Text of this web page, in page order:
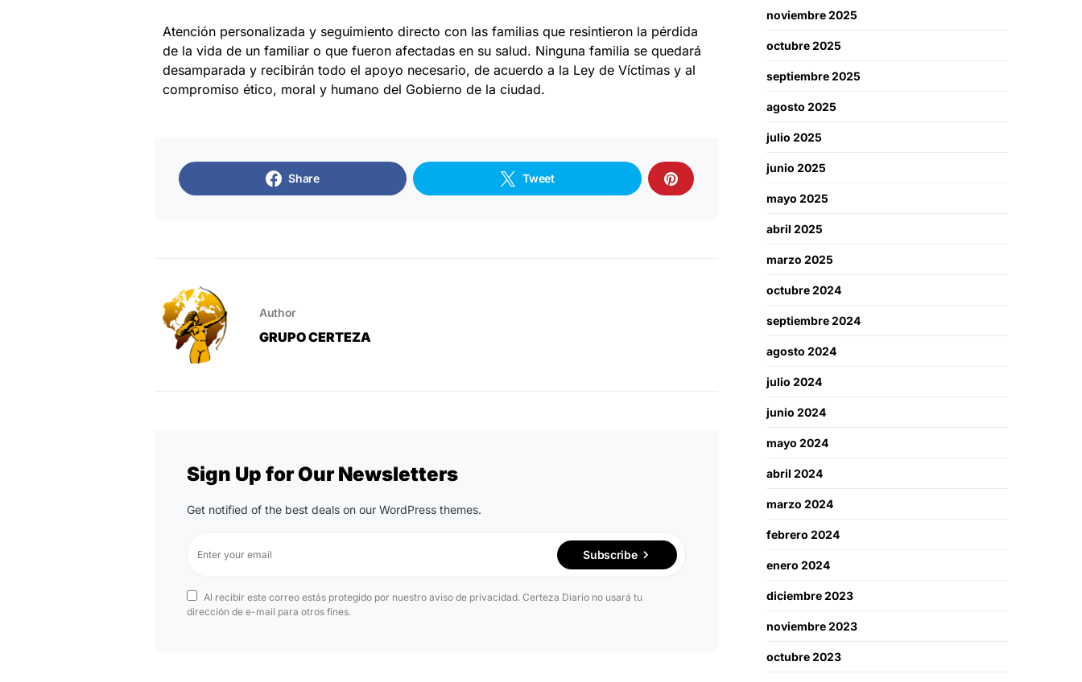
Atención personalizada y seguimiento directo con las familias que resintieron la pérdida
de la vida de un familiar o que fueron afectadas en su salud. Ninguna familia se quedará
desamparada y recibirán todo el apoyo necesario, de acuerdo a la Ley de Víctimas y al
compromiso ético, moral y humano del Gobierno de la ciudad.
Share Tweet
Author
GRUPO CERTEZA
Sign Up for Our Newsletters
Get notified of the best deals on our WordPress themes.
Subscribe
Al recibir este correo estás protegido por nuestro aviso de privacidad. Certeza Diario no usará tu
dirección de e-mail para otros fines.
noviembre 2025
octubre 2025
septiembre 2025
agosto 2025
julio 2025
junio 2025
mayo 2025
abril 2025
marzo 2025
octubre 2024
septiembre 2024
agosto 2024
julio 2024
junio 2024
mayo 2024
abril 2024
marzo 2024
febrero 2024
enero 2024
diciembre 2023
noviembre 2023
octubre 2023